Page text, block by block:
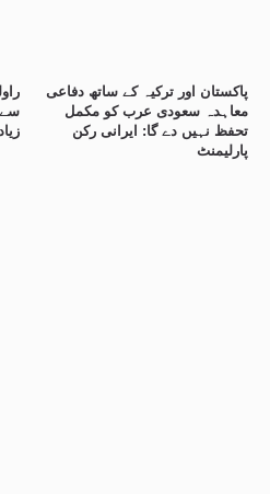
سے
پاکستان اور ترکیہ کے ساتھ دفاعی
معاہدہ سعودی عرب کو مکمل
تحفظ نہیں دے گا: ایرانی رکن
پارلیمنٹ